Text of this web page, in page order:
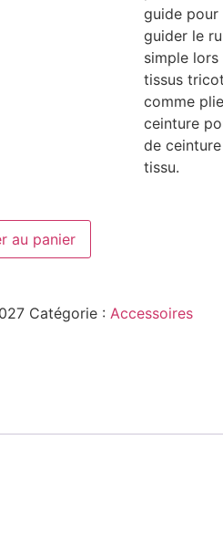
guide pour
guider le
simple
tissus
comme
ceinture
de
tissu.
au panier
Catégorie : Accessoires